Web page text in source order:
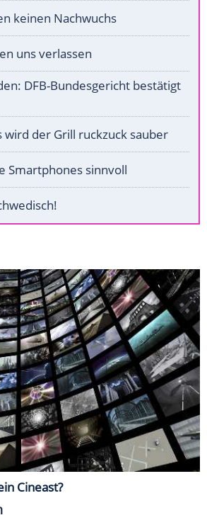
keinen Nachwuchs
uns verlassen
DFB-Bundesgericht bestätigt
wird der Grill ruckzuck sauber
Smartphones sinnvoll
Cineast?